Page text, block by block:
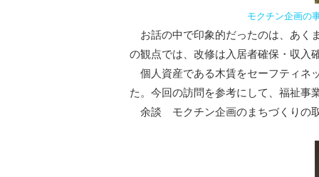
モクチン企画の
お話の中で印象的だったのは、あく
の観点では、改修は入居者確保・収入
個人資産である木賃をセーフティネ
た。今回の訪問を参考にして、福祉事
余談 モクチン企画のまちづくりの取